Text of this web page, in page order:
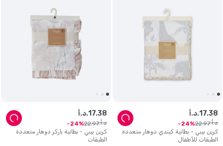
كرين بيبي - بطانية كيندي دوهار متعددة
الطبقات للأطفال
د.أ.17.38
د.أ. 22.97
24
كرين بيبي - بطانية باركر دوهار متعددة
الطبقات
د.أ.17.38
د.أ. 22.97
24